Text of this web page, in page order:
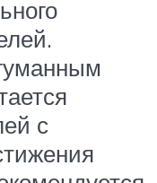
с